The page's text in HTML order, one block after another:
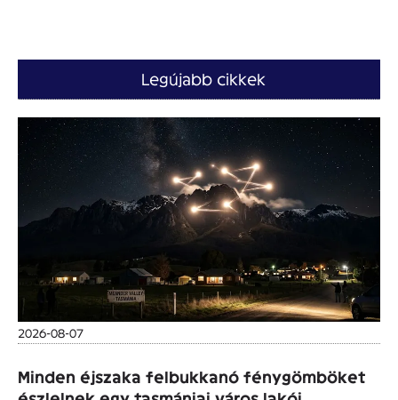
Legújabb cikkek
2026-08-07
Minden éjszaka felbukkanó fénygömböket